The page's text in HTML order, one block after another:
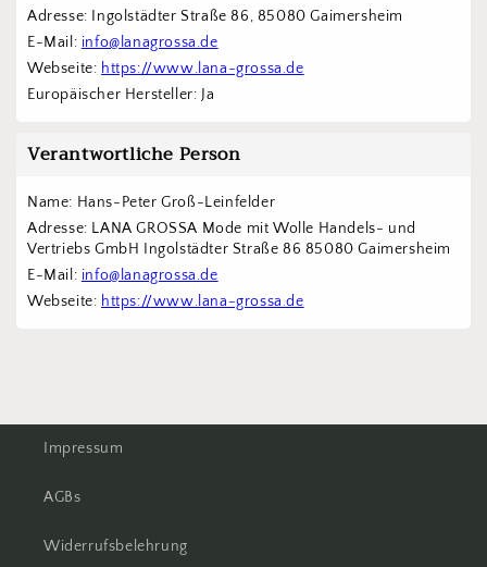
Adresse: Ingolstädter Straße 86, 85080 Gaimersheim
E-Mail: info@lanagrossa.de
Webseite: https://www.lana-grossa.de
Europäischer Hersteller: Ja
Verantwortliche Person
Name: Hans-Peter Groß-Leinfelder
Adresse: LANA GROSSA Mode mit Wolle Handels- und
Vertriebs GmbH Ingolstädter Straße 86 85080 Gaimersheim
E-Mail: info@lanagrossa.de
Webseite: https://www.lana-grossa.de
Impressum
AGBs
Widerrufsbelehrung